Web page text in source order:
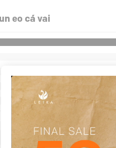
eo cá vai
Có video Có ảnh